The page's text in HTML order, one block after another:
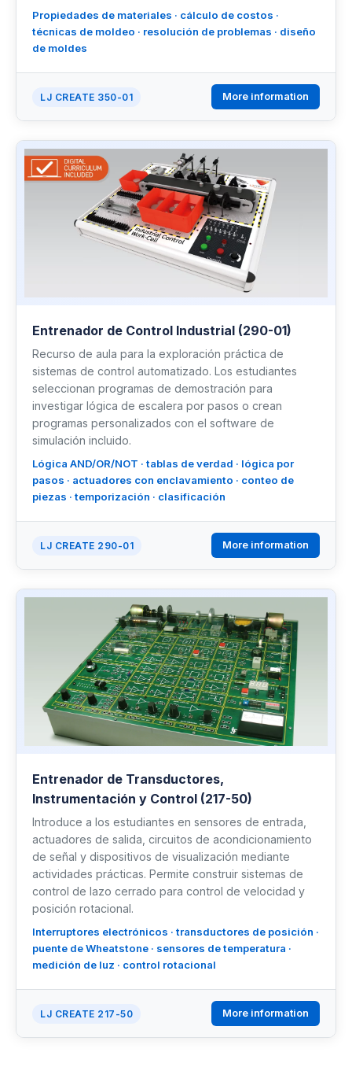
Propiedades de materiales · cálculo de costos ·
técnicas de moldeo · resolución de problemas · diseño
de moldes
LJ CREATE 350-01 More information
Entrenador de Control Industrial (290-01)
Recurso de aula para la exploración práctica de
sistemas de control automatizado. Los estudiantes
seleccionan programas de demostración para
investigar lógica de escalera por pasos o crean
programas personalizados con el software de
simulación incluido.
Lógica AND/OR/NOT · tablas de verdad · lógica por
pasos · actuadores con enclavamiento · conteo de
piezas · temporización · clasificación
LJ CREATE 290-01 More information
Entrenador de Transductores,
Instrumentación y Control (217-50)
Introduce a los estudiantes en sensores de entrada,
actuadores de salida, circuitos de acondicionamiento
de señal y dispositivos de visualización mediante
actividades prácticas. Permite construir sistemas de
control de lazo cerrado para control de velocidad y
posición rotacional.
Interruptores electrónicos · transductores de posición ·
puente de Wheatstone · sensores de temperatura ·
medición de luz · control rotacional
LJ CREATE 217-50 More information